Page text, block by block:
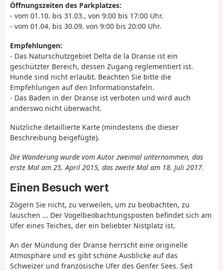
Öffnungszeiten des Parkplatzes:
- vom 01.10. bis 31.03., von 9:00 bis 17:00 Uhr.
- vom 01.04. bis 30.09. von 9:00 bis 20:00 Uhr.
Empfehlungen:
- Das Naturschutzgebiet Delta de la Dranse ist ein
geschützter Bereich, dessen Zugang reglementiert ist.
Hunde sind nicht erlaubt. Beachten Sie bitte die
Empfehlungen auf den Informationstafeln.
- Das Baden in der Dranse ist verboten und wird auch
anderswo nicht überwacht.
Nützliche detaillierte Karte (mindestens die dieser
Beschreibung beigefügte).
Die Wanderung wurde vom Autor zweimal unternommen, das
erste Mal am 25. April 2015, das zweite Mal am 18. Juli 2017.
Einen Besuch wert
Zögern Sie nicht, zu verweilen, um zu beobachten, zu
lauschen ... Der Vogelbeobachtungsposten befindet sich am
Ufer eines Teiches, der ein beliebter Nistplatz ist.
An der Mündung der Dranse herrscht eine originelle
Atmosphäre und es gibt schöne Ausblicke auf das
Schweizer und französische Ufer des Genfer Sees. Seit